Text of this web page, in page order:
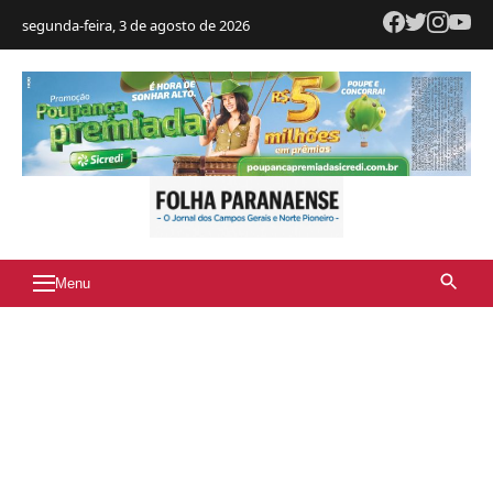
segunda-feira, 3 de agosto de 2026
Menu